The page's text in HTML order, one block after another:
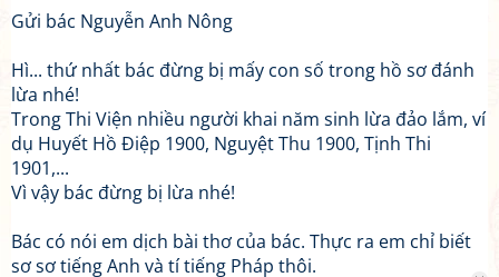
Gửi bác Nguyễn Anh Nông
Hì... thứ nhất bác đừng bị mấy con số trong hồ sơ đánh
lừa nhé!
Trong Thi Viện nhiều người khai năm sinh lừa đảo lắm, ví
dụ Huyết Hồ Điệp 1900, Nguyệt Thu 1900, Tịnh Thi
1901,...
Vì vậy bác đừng bị lừa nhé!
Bác có nói em dịch bài thơ của bác. Thực ra em chỉ biết
sơ sơ tiếng Anh và tí tiếng Pháp thôi.